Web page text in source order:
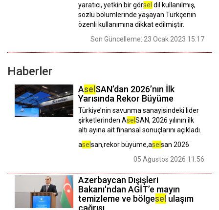
yaratıcı, yetkin bir görsel dil kullanılmış,
sözlü bölümlerinde yaşayan Türkçenin
özenli kullanımına dikkat edilmiştir.
Son Güncelleme: 23 Ocak 2023 15:17
Haberler
AselSAN’dan 2026’nın İlk
Yarısında Rekor Büyüme
Türkiye’nin savunma sanayisindeki lider
şirketlerinden Asel SAN, 2026 yılının ilk
altı ayına ait finansal sonuçlarını açıkladı.
asel san,rekor büyüme,asel san 2026
05 Ağustos 2026 11:56
Azerbaycan Dışişleri
Bakanı'ndan AGİT’e mayın
temizleme ve bölgesel ulaşım
çağrısı